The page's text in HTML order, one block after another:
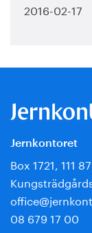
2016-02-17
Jernkontoret
Box 1721, 111
08 679 17 00